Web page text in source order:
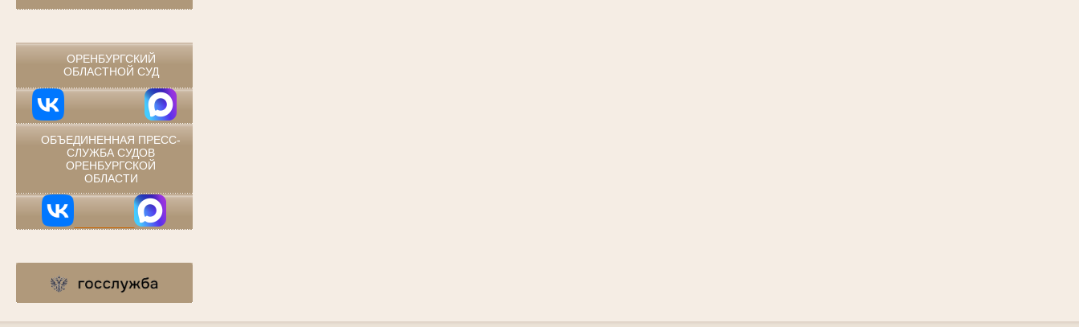
ОРЕНБУРГСКИЙ
ОБЛАСТНОЙ СУД
ОБЪЕДИНЕННАЯ ПРЕСС-
СЛУЖБА СУДОВ
ОРЕНБУРГСКОЙ
ОБЛАСТИ